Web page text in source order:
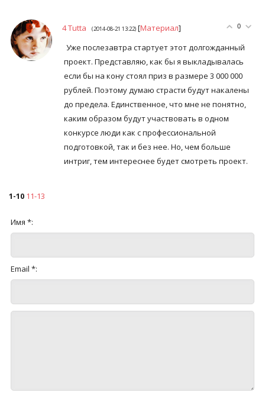
0
4Tutta (2014-08-21 13:22) [Материал]
Уже послезавтра стартует этот долгожданный
проект. Представляю, как бы я выкладывалась
если бы на кону стоял приз в размере 3 000 000
рублей. Поэтому думаю страсти будут накалены
до предела. Единственное, что мне не понятно,
каким образом будут участвовать в одном
конкурсе люди как с профессиональной
подготовкой, так и без нее. Но, чем больше
интриг, тем интереснее будет смотреть проект.
1-10 11-13
Имя *:
Email *: